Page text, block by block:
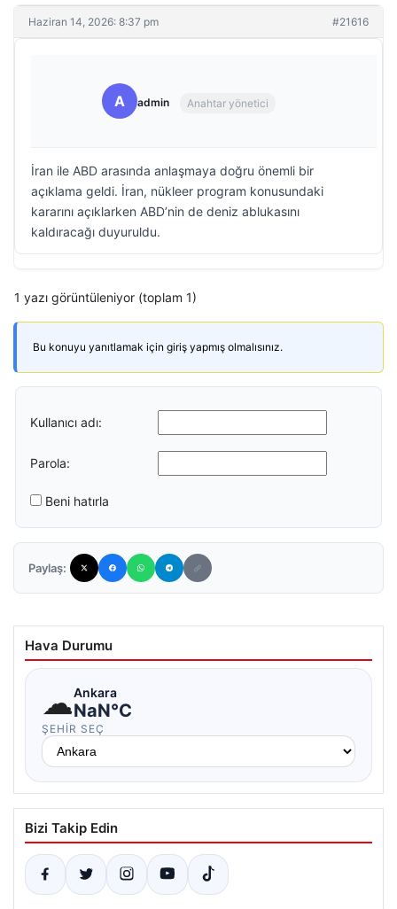
Haziran 14, 2026: 8:37 pm #21616
A admin Anahtar yönetici
İran ile ABD arasında anlaşmaya doğru önemli bir
açıklama geldi. İran, nükleer program konusundaki
kararını açıklarken ABD’nin de deniz ablukasını
kaldıracağı duyuruldu.
1 yazı görüntüleniyor (toplam 1)
Bu konuyu yanıtlamak için giriş yapmış olmalısınız.
Kullanıcı adı:
Parola:
Beni hatırla
Paylaş:
Hava Durumu
☁Ankara
NaN°C
ŞEHIR SEÇ
Bizi Takip Edin